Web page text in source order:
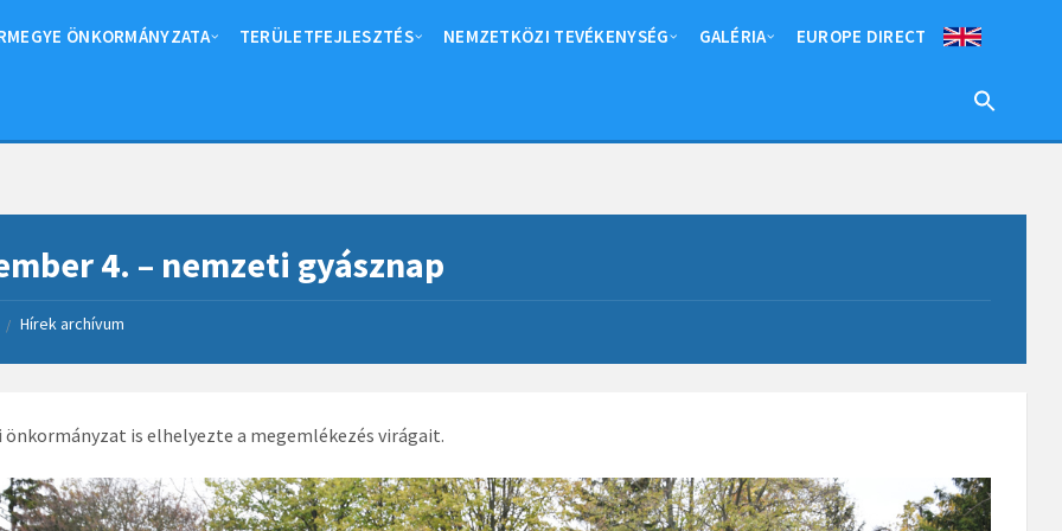
ÖNKORMÁNYZATA TERÜLETFEJLESZTÉS NEMZETKÖZI TEVÉKENYSÉG GALÉRIA EUROPE DIRECT
4. – nemzeti gyásznap
/ Hírek archívum
önkormányzat is elhelyezte a megemlékezés virágait.